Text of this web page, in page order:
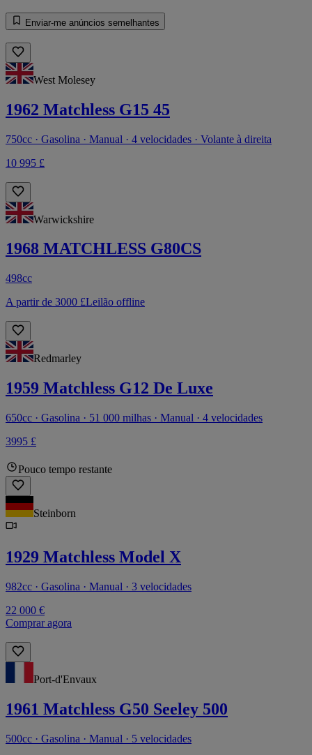
Enviar-me anúncios semelhantes
West Molesey
1962 Matchless G15 45
750cc · Gasolina · Manual · 4 velocidades · Volante à direita
10 995 £
Warwickshire
1968 MATCHLESS G80CS
498cc
A partir de 3000 £Leilão offline
Redmarley
1959 Matchless G12 De Luxe
650cc · Gasolina · 51 000 milhas · Manual · 4 velocidades
3995 £
Pouco tempo restante
Steinborn
1929 Matchless Model X
982cc · Gasolina · Manual · 3 velocidades
22 000 €
Comprar agora
Port-d'Envaux
1961 Matchless G50 Seeley 500
500cc · Gasolina · Manual · 5 velocidades